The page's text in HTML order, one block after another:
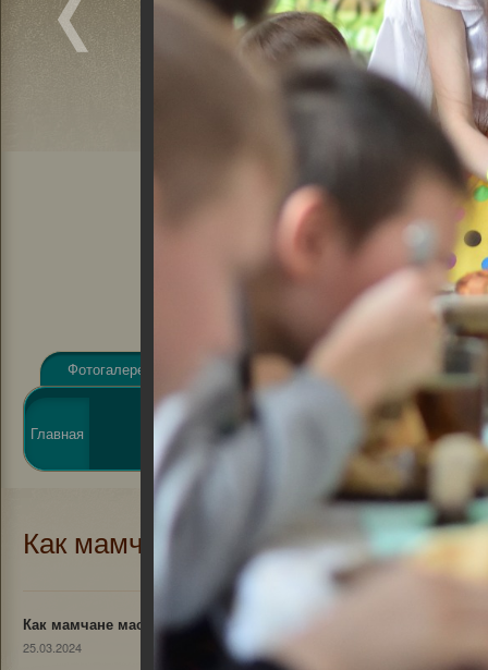
Фотогалерея Видеогалерея Новости
Главная О библиотеке
Виртуальная
Как мамчане масленицу встречали
Как мамчане масленицу встречали
25.03.2024